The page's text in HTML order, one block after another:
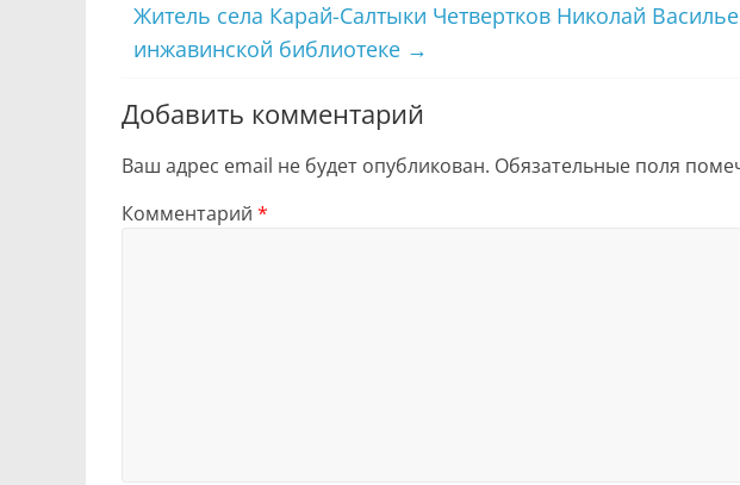
Житель села Карай-Салтыки Четвертков Николай
инжавинской библиотеке →
Добавить комментарий
Ваш адрес email не будет опубликован. Обязательные поля
Комментарий *